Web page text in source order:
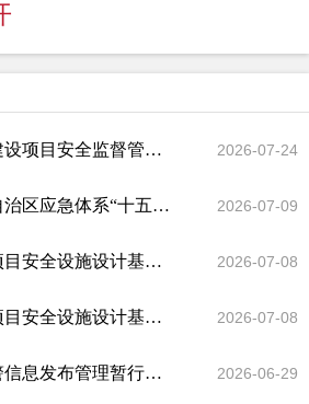
《自治区危险化学品建设项目安全监督管理实施细则》解读 2026-07-24
一图读懂新疆维吾尔自治区应急体系“十五五”规划 2026-07-09
高风险非煤矿山建设项目安全设施设计基本安全条件及审核标准解读（尾矿库部分） 2026-07-08
高风险非煤矿山建设项目安全设施设计基本安全条件及审核标准解读 2026-07-08
《自治区自然灾害预警信息发布管理暂行办法》解读 2026-06-29